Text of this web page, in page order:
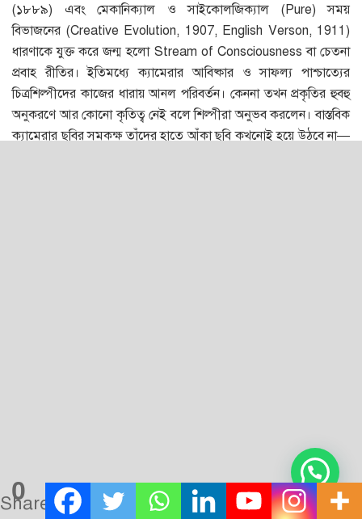
0
Shares
(১৮৮৯) এবং মেকানিক্যাল ও সাইকোলজিক্যাল (Pure) সময়
বিভাজনের (Creative Evolution, 1907, English Verson, 1911)
ধারণাকে যুক্ত করে জন্ম হলো Stream of Consciousness বা চেতনা
প্রবাহ রীতির। ইতিমধ্যে ক্যামেরার আবিষ্কার ও সাফল্য পাশ্চাত্যের
চিত্রশিল্পীদের কাজের ধারায় আনল পরিবর্তন। কেননা তখন প্রকৃতির হুবহু
অনুকরণে আর কোনো কৃতিত্ব নেই বলে শিল্পীরা অনুভব করলেন। বাস্তবিক
ক্যামেরার ছবির সমকক্ষ তাঁদের হাতে আঁকা ছবি কখনোই হয়ে উঠবে না—
ভ্রান্তি বা ত্রুটিকে জীবনানন্দ নিজেই দূরীভূত করেছিলেন তাঁর কাব্যজগতের
নিজস্ব মূল্যায়নে—’আমার কবিতাকে বা এ-কাব্যের কবিকে নির্জন বা
নির্জনতম আখ্যা দেওয়া হয়েছে; কেউ বলেছেন, এ-কবিতা প্রধানত প্রকৃতির
বা প্রধানত ইতিহাস ও সমাজ-চেতনার, অন্যমতে নিশ্চেতনার; কারো